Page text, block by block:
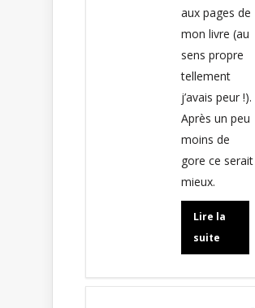
aux pages de
mon livre (au
sens propre
tellement
j’avais peur !).
Après un peu
moins de
gore ce serait
mieux.
Lire la
suite